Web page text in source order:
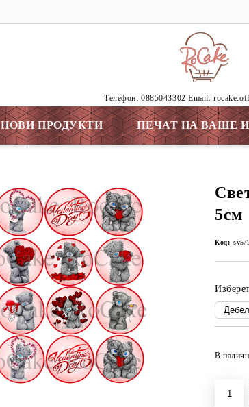
Tелефон: 0885043302 Email:
НОВИ ПРОДУКТИ ПЕЧАТ НА ВАШЕ
5см
Код: sv5/
В